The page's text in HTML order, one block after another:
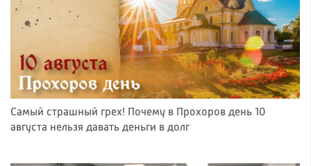
Самый страшный грех! Почему в Прохоров день 10
августа нельзя давать деньги в долг